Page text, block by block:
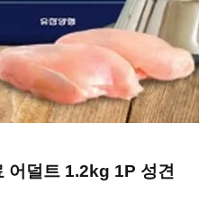
어덜트 1.2kg 1P 성견